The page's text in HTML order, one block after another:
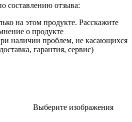
составлению отзыва:
на этом продукте. Расскажите
о продукте
наличии проблем, не касающихся
гарантия, сервис)
Выберите изображения